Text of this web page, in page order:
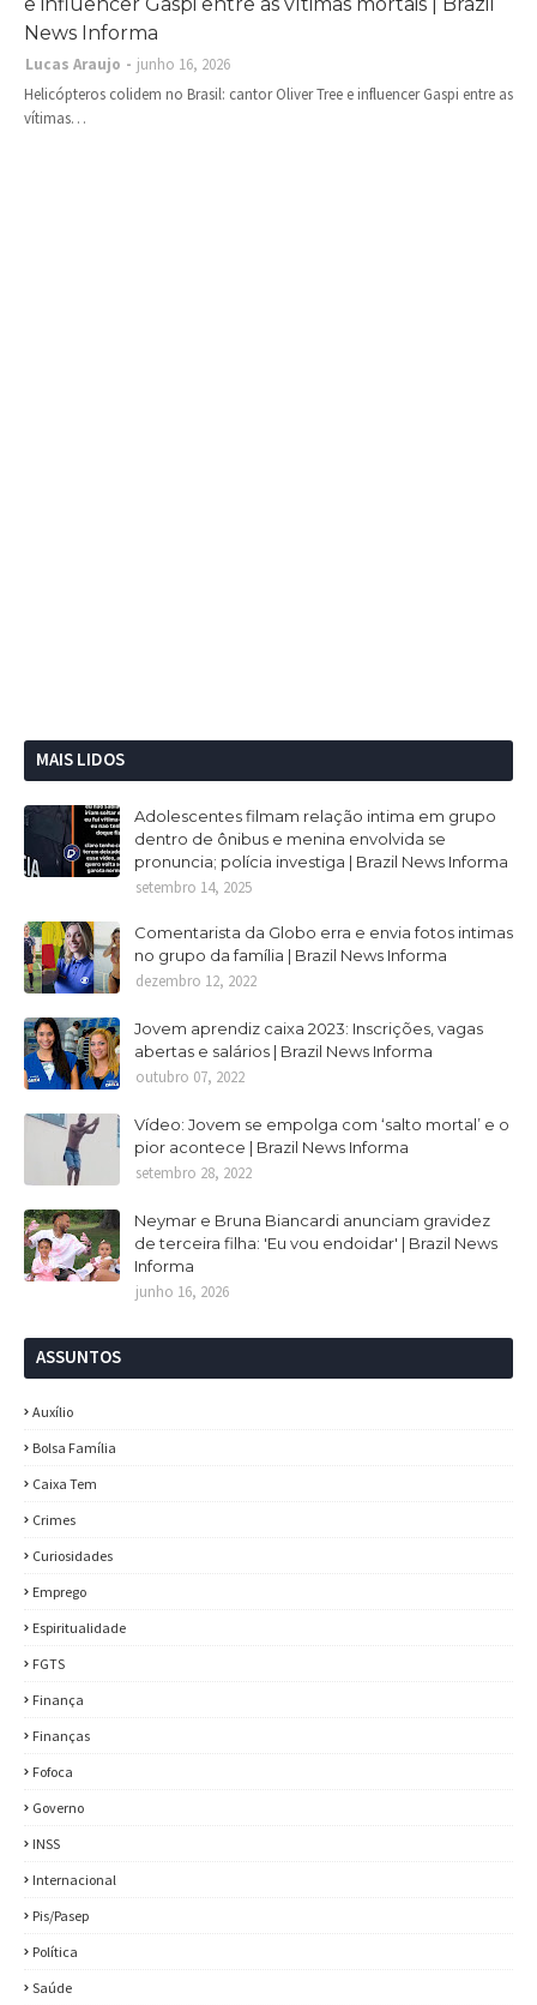
News Informa
Lucas Araujo
junho 16, 2026
Helicópteros colidem no Brasil: cantor Oliver Tree e influencer Gaspi entre as
vítimas…
MAIS LIDOS
Adolescentes filmam relação intima em grupo
dentro de ônibus e menina envolvida se
pronuncia; polícia investiga | Brazil News Informa
setembro 14, 2025
Comentarista da Globo erra e envia fotos intimas
no grupo da família | Brazil News Informa
dezembro 12, 2022
Jovem aprendiz caixa 2023: Inscrições, vagas
abertas e salários | Brazil News Informa
outubro 07, 2022
Vídeo: Jovem se empolga com ‘salto mortal’ e o
pior acontece | Brazil News Informa
setembro 28, 2022
Neymar e Bruna Biancardi anunciam gravidez
de terceira filha: 'Eu vou endoidar' | Brazil News
Informa
junho 16, 2026
ASSUNTOS
Auxílio
Bolsa Família
Caixa Tem
Crimes
Curiosidades
Emprego
Espiritualidade
FGTS
Finança
Finanças
Fofoca
Governo
INSS
Internacional
Pis/Pasep
Política
Saúde